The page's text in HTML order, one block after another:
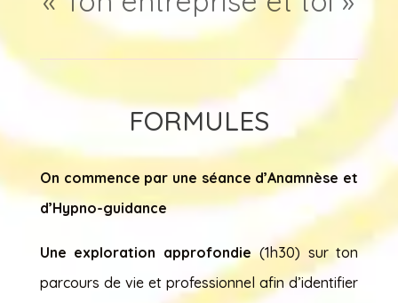
FORMULES
On commence par une séance d’Anamnèse et
d’Hypno-guidance
Une exploration approfondie(1h30) sur ton
parcours de vie et professionnel afin d’identifier